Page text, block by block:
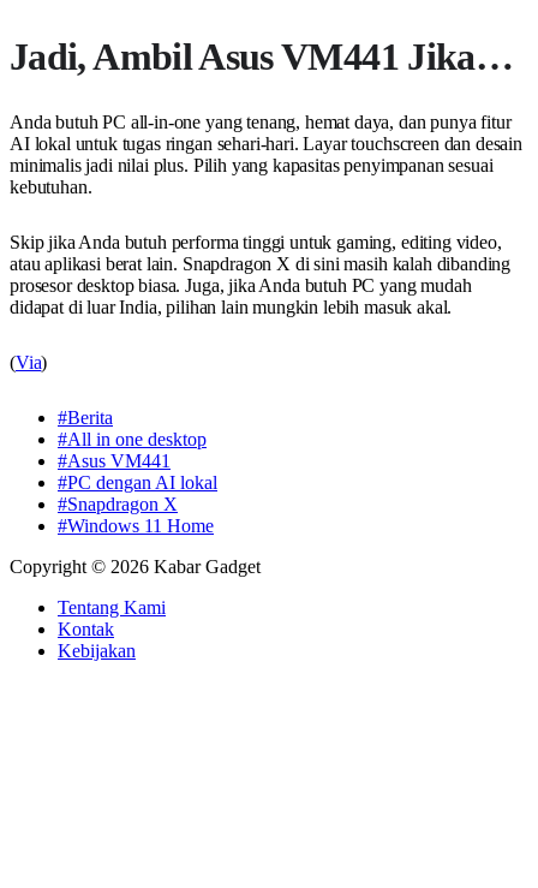
Jadi, Ambil Asus VM441 Jika…
Anda butuh PC all-in-one yang tenang, hemat daya, dan punya fitur
AI lokal untuk tugas ringan sehari-hari. Layar touchscreen dan desain
minimalis jadi nilai plus. Pilih yang kapasitas penyimpanan sesuai
kebutuhan.
Skip jika Anda butuh performa tinggi untuk gaming, editing video,
atau aplikasi berat lain. Snapdragon X di sini masih kalah dibanding
prosesor desktop biasa. Juga, jika Anda butuh PC yang mudah
didapat di luar India, pilihan lain mungkin lebih masuk akal.
(Via)
#Berita
#All in one desktop
#Asus VM441
#PC dengan AI lokal
#Snapdragon X
#Windows 11 Home
Copyright © 2026 Kabar Gadget
Tentang Kami
Kontak
Kebijakan